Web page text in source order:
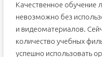
Качественное обучение
невозможно без
и видеоматериалов.
количество учебных
успешно использовать